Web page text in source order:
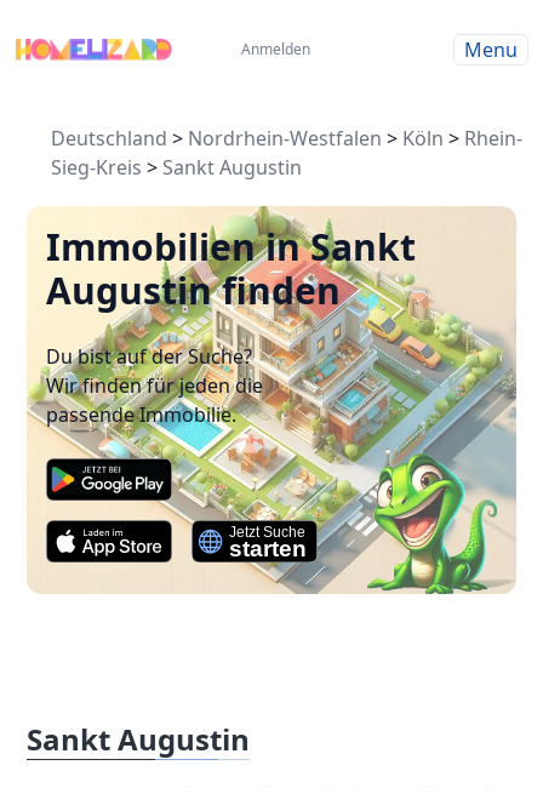
Anmelden Menu
Deutschland > Nordrhein-Westfalen > Köln > Rhein-
Sieg-Kreis > Sankt Augustin
Immobilien in Sankt
Augustin finden
Du bist auf der Suche?
Wir finden für jeden die
passende Immobilie.
Sankt Augustin